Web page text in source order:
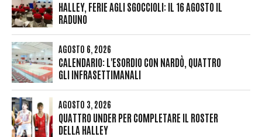
HALLEY, FERIE AGLI SGOCCIOLI: IL 16 AGOSTO IL
RADUNO
AGOSTO 6, 2026
CALENDARIO: L'ESORDIO CON NARDÒ, QUATTRO
GLI INFRASETTIMANALI
AGOSTO 3, 2026
QUATTRO UNDER PER COMPLETARE IL ROSTER
DELLA HALLEY